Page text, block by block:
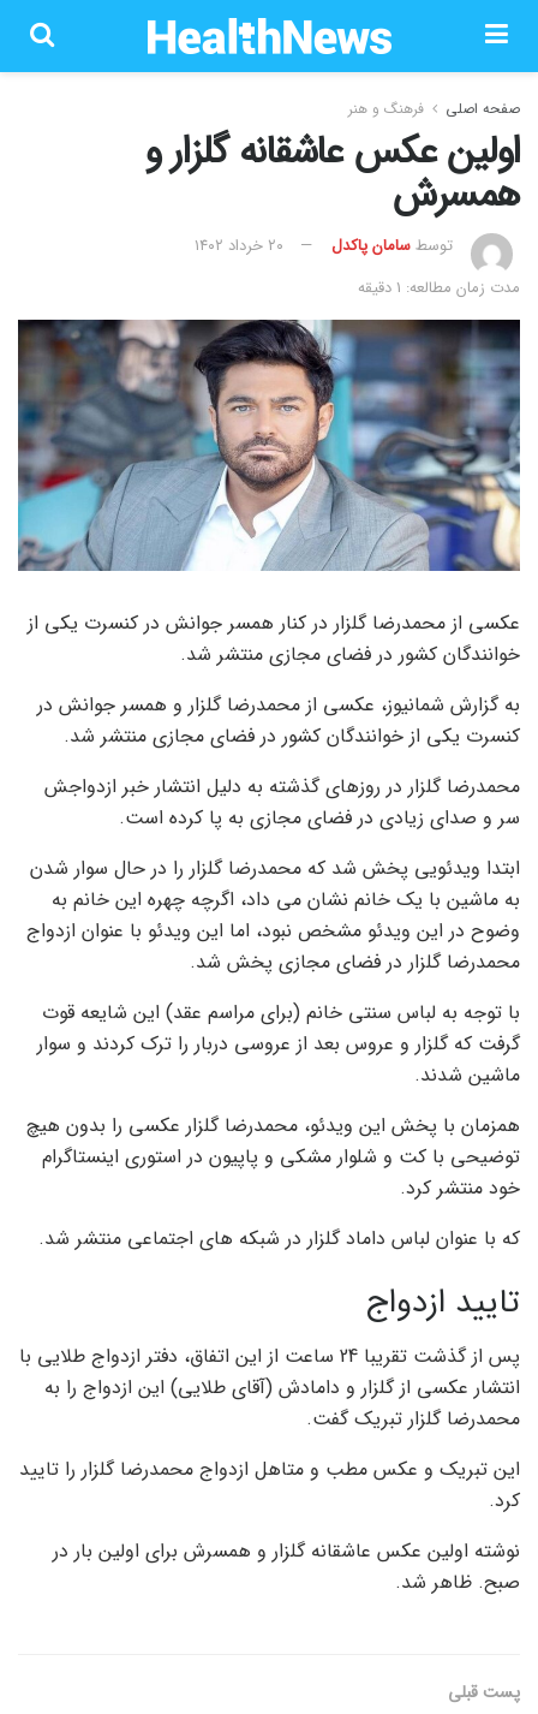
صفحه اصلی فرهنگ و هنر
اولین عکس عاشقانه گلزار و
همسرش
توسطسامان پاکدل
۲۰ خرداد ۱۴۰۲
مدت زمان مطالعه: 1 دقیقه
عکسی از محمدرضا گلزار در کنار همسر جوانش در کنسرت یکی از
خوانندگان کشور در فضای مجازی منتشر شد.
به گزارش شمانیوز، عکسی از محمدرضا گلزار و همسر جوانش در
کنسرت یکی از خوانندگان کشور در فضای مجازی منتشر شد.
محمدرضا گلزار در روزهای گذشته به دلیل انتشار خبر ازدواجش
سر و صدای زیادی در فضای مجازی به پا کرده است.
ابتدا ویدئویی پخش شد که محمدرضا گلزار را در حال سوار شدن
به ماشین با یک خانم نشان می داد، اگرچه چهره این خانم به
وضوح در این ویدئو مشخص نبود، اما این ویدئو با عنوان ازدواج
محمدرضا گلزار در فضای مجازی پخش شد.
با توجه به لباس سنتی خانم (برای مراسم عقد) این شایعه قوت
گرفت که گلزار و عروس بعد از عروسی دربار را ترک کردند و سوار
ماشین شدند.
همزمان با پخش این ویدئو، محمدرضا گلزار عکسی را بدون هیچ
توضیحی با کت و شلوار مشکی و پاپیون در استوری اینستاگرام
خود منتشر کرد.
که با عنوان لباس داماد گلزار در شبکه های اجتماعی منتشر شد.
تایید ازدواج
پس از گذشت تقریبا 24 ساعت از این اتفاق، دفتر ازدواج طلایی با
انتشار عکسی از گلزار و دامادش (آقای طلایی) این ازدواج را به
محمدرضا گلزار تبریک گفت.
این تبریک و عکس مطب و متاهل ازدواج محمدرضا گلزار را تایید
کرد.
نوشته اولین عکس عاشقانه گلزار و همسرش برای اولین بار در
صبح. ظاهر شد.
پست قبلی